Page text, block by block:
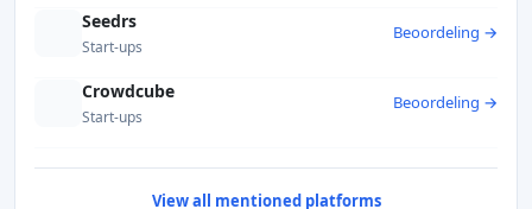
Seedrs
Start-ups
Beoordeling →
Crowdcube
Start-ups
Beoordeling →
View all mentioned platforms